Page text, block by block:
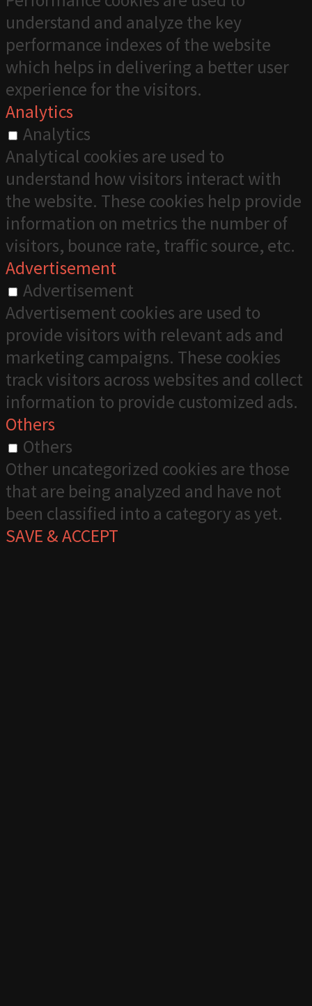
understand and analyze the key
performance indexes of the website
which helps in delivering a better user
experience for the visitors.
Analytics
Analytics
Analytical cookies are used to
understand how visitors interact with
the website. These cookies help provide
information on metrics the number of
visitors, bounce rate, traffic source, etc.
Advertisement
Advertisement
Advertisement cookies are used to
provide visitors with relevant ads and
marketing campaigns. These cookies
track visitors across websites and collect
information to provide customized ads.
Others
Others
Other uncategorized cookies are those
that are being analyzed and have not
been classified into a category as yet.
SAVE & ACCEPT